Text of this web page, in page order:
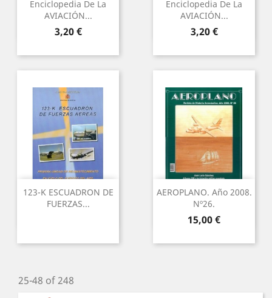
Enciclopedia De La
AVIACIÓN...
Preu
3,20 €
Enciclopedia De La
AVIACIÓN...
Preu
3,20 €
123-K ESCUADRON DE
FUERZAS...
AEROPLANO. Año 2008.
Nº26.
Preu
15,00 €
25-48 of 248